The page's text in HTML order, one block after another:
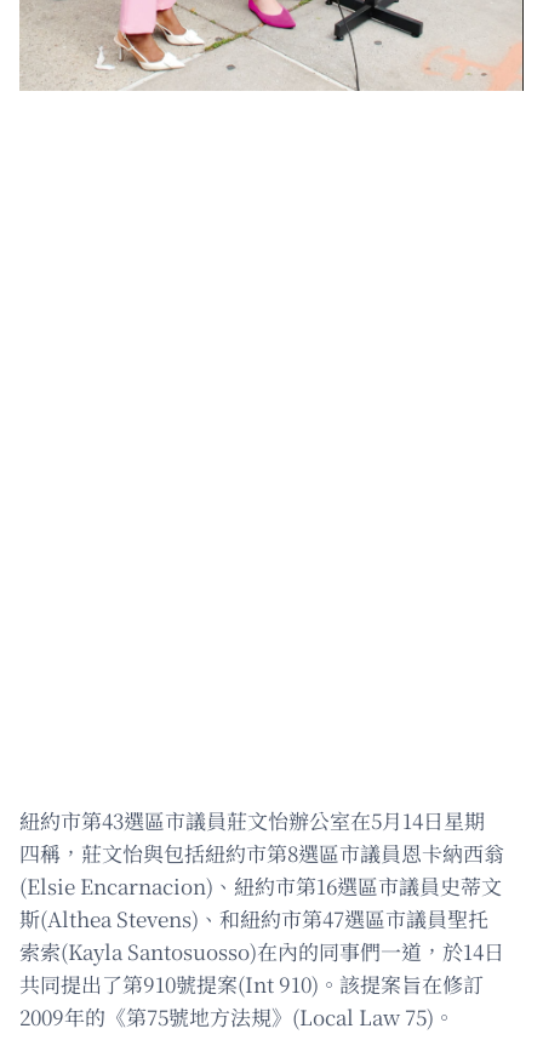
紐約市第43選區市議員莊文怡辦公室在5月14日星期
四稱，莊文怡與包括紐約市第8選區市議員恩卡納西翁
(Elsie Encarnacion)、紐約市第16選區市議員史蒂文
斯(Althea Stevens)、和紐約市第47選區市議員聖托
索索(Kayla Santosuosso)在內的同事們一道，於14日
共同提出了第910號提案(Int 910)。該提案旨在修訂
2009年的《第75號地方法規》(Local Law 75)。